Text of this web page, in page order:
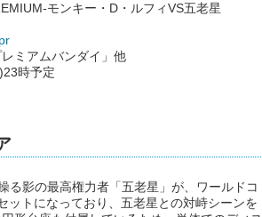
モンキー・D・ルフィVS五老星
ミアムバンダイ」他
時予定
る影の最高権力者「五老星」が、ワールドコ
ットになっており、五老星との対峙シーンを